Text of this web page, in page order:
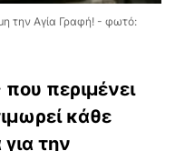
την Αγία Γραφή! - φωτό:
περιμένει
κάθε
την